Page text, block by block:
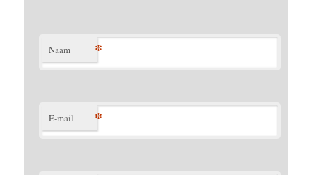
Naam *
E-mail *